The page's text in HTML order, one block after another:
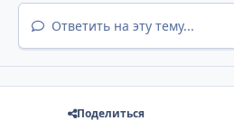
Ответить на эту тему...
Поделиться